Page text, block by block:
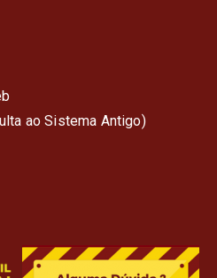
ao Sistema Antigo)